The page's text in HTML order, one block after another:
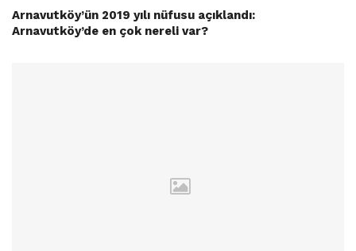
Arnavutköy’ün 2019 yılı nüfusu açıklandı:
Arnavutköy’de en çok nereli var?